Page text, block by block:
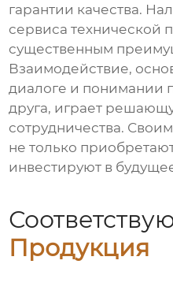
гарантии качества.
сервиса технической
существенным
Взаимодействие,
диалоге и понимании
друга, играет
сотрудничества.
не только
инвестируют в
Продукция